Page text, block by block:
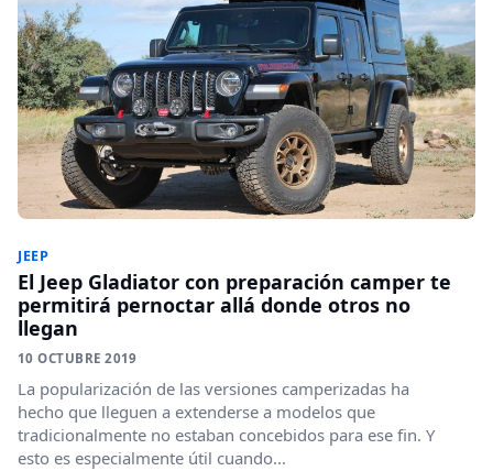
JEEP
El Jeep Gladiator con preparación camper te
permitirá pernoctar allá donde otros no
llegan
10 OCTUBRE 2019
La popularización de las versiones camperizadas ha
hecho que lleguen a extenderse a modelos que
tradicionalmente no estaban concebidos para ese fin. Y
esto es especialmente útil cuando...